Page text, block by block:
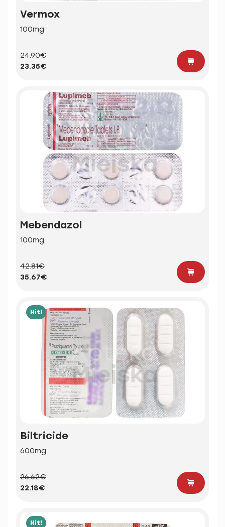
Vermox
100mg
24.90€
23.35€
Mebendazol
100mg
42.81€
35.67€
Hit!
Biltricide
600mg
26.62€
22.18€
Hit!